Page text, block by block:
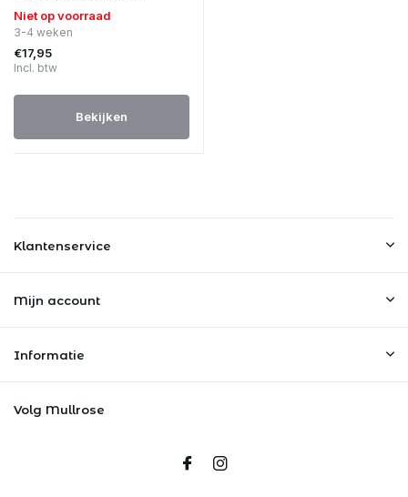
Niet op voorraad
3-4 weken
€17,95
Incl. btw
Bekijken
Klantenservice
Mijn account
Informatie
Volg Mullrose